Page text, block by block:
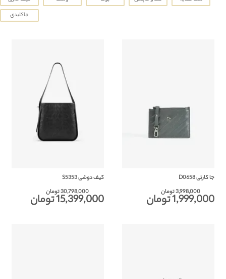
جاکلیدی
کیف دوشی S5353
30,798,000 تومان
15,399,000 تومان
جا کارتی D0658
3,998,000 تومان
1,999,000 تومان